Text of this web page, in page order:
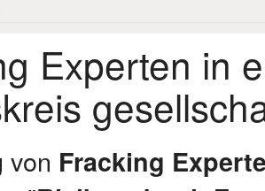
Experten in
von Fracking